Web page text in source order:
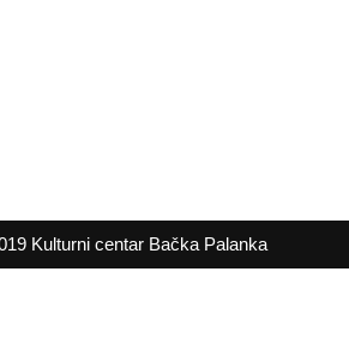
Kulturni centar Bačka Palanka